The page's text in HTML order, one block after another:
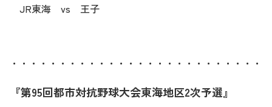
JR東海 vs 王子
・・・・・・・・・・・・・・・・・・・・・・・・・・
『第95回都市対抗野球大会東海地区2次予選』